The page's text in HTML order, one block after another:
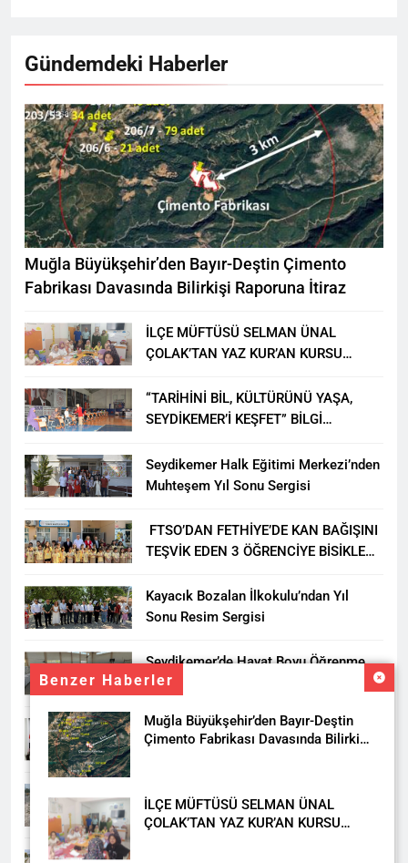
Benzer Haberler
Muğla Büyükşehir’den Bayır-Deştin
Çimento Fabrikası Davasında Bilirkişi
İLÇE MÜFTÜSÜ SELMAN ÜNAL
ÇOLAK’TAN YAZ KUR’AN KURSU
Gündemdeki Haberler
Muğla Büyükşehir’den Bayır-Deştin Çimento
Fabrikası Davasında Bilirkişi Raporuna İtiraz
İLÇE MÜFTÜSÜ SELMAN ÜNAL
ÇOLAK’TAN YAZ KUR’AN KURSU
“TARİHİNİ BİL, KÜLTÜRÜNÜ YAŞA,
SEYDİKEMER’İ KEŞFET” BİLGİ
Seydikemer Halk Eğitimi Merkezi’nden
Muhteşem Yıl Sonu Sergisi
FTSO’DAN FETHİYE’DE KAN BAĞIŞINI
TEŞVİK EDEN 3 ÖĞRENCİYE BİSİKLET
Kayacık Bozalan İlkokulu’ndan Yıl
Sonu Resim Sergisi
Seydikemer’de Hayat Boyu Öğrenme
Haftası Kadıköy Sergisiyle Başladı
DALAMAN KENT PARK PROJESİ İÇİN
BAŞKAN DURMUŞ’A YETKİ VERİLDİ
Seydikemer’de Akçay Deresi Tepkisi
Büyüyor: “Yetkililer Vatandaşın Sesini
Duysun”